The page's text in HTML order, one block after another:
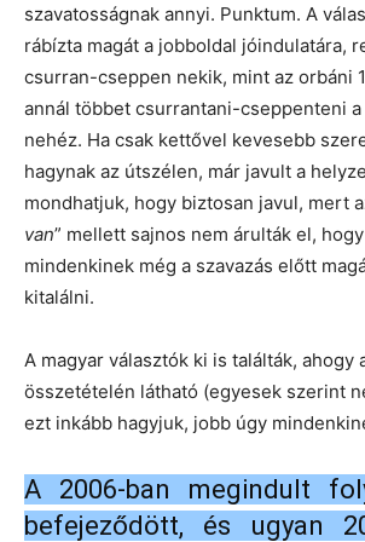
szavatosságnak annyi. Punktum. A
rábízta magát a jobboldal jóindulatára,
csurran-cseppen nekik, mint az orbáni
annál többet csurrantani-cseppenteni
nehéz. Ha csak kettővel kevesebb
hagynak az útszélen, már javult a
mondhatjuk, hogy biztosan javul, mert
van” mellett sajnos nem árulták el, hogy
mindenkinek még a szavazás előtt
kitalálni.
A magyar választók ki is találták, ahogy
összetételén látható (egyesek szerint
ezt inkább hagyjuk, jobb úgy
A 2006-ban megindult
befejeződött, és ugyan